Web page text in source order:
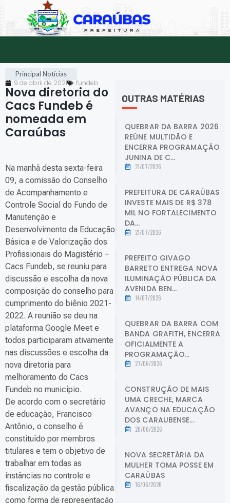
Principal Notícias
9 de abril de 2021 fundeb
Nova diretoria do
Cacs Fundeb é
nomeada em
Caraúbas
Na manhã desta sexta-feira
09, a comissão do Conselho
de Acompanhamento e
Controle Social do Fundo de
Manutenção e
Desenvolvimento da Educação
Básica e de Valorização dos
Profissionais do Magistério –
Cacs Fundeb, se reuniu para
discussão e escolha da nova
composição do conselho para
cumprimento do biênio 2021-
2022. A reunião se deu na
plataforma Google Meet e
todos participaram ativamente
nas discussões e escolha da
nova diretoria para
melhoramento do Cacs
Fundeb no município.
De acordo com o secretário
de educação, Francisco
Antônio, o conselho é
constituído por membros
titulares e tem o objetivo de
trabalhar em todas as
instâncias no controle e
fiscalização da gestão pública
como forma de representação
OUTRAS MATÉRIAS
QUEBRAR DA BARRA 2026
REÚNE MULTIDÃO E
ENCERRA PROGRAMAÇÃO
JUNINA DE C...
21/07/2026
PREFEITURA DE CARAÚBAS
INVESTE MAIS DE R$ 378
MIL NO FORTALECIMENTO
DA...
21/07/2026
PREFEITO GIVAGO
BARRETO ENTREGA NOVA
ILUMINAÇÃO PÚBLICA DA
AVENIDA BEN...
14/07/2026
QUEBRAR DA BARRA COM
BANDA GRAFITH, ENCERRA
OFICIALMENTE A
PROGRAMAÇÃO...
27/06/2026
CONSTRUÇÃO DE MAIS
UMA CRECHE, MARCA
AVANÇO NA EDUCAÇÃO
DOS CARAUBENSE...
20/06/2026
NOVA SECRETÁRIA DA
MULHER TOMA POSSE EM
CARAÚBAS
16/06/2026